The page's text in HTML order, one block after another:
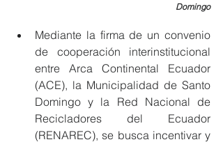
Domingo
Mediante la firma de un convenio
de cooperación interinstitucional
entre Arca Continental Ecuador
(ACE), la Municipalidad de Santo
Domingo y la Red Nacional de
Recicladores del Ecuador
(RENAREC), se busca incentivar y